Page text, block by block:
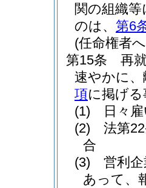
関の組織
のは、 第6
(任命権者
第15条
再
速やかに
項に掲げ
(1)
日々
(2)
法第
合
(3)
営利
あって、